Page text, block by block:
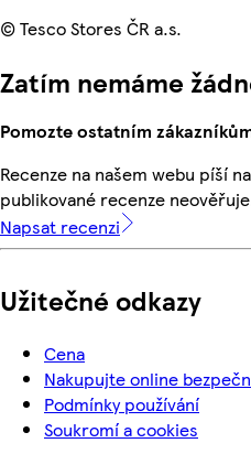
© Tesco Stores ČR a.s.
Zatím nemáme
Pomozte ostatním
Recenze na našem webu píší
publikované recenze
Napsat recenzi
Užitečné odkazy
Cena
Nakupujte online
Podmínky používání
Soukromí a cookies